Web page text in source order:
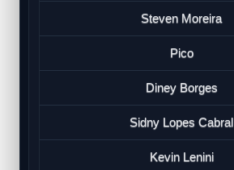
Steven Moreira
Pico
Diney Borges
Sidny Lopes Cabral
Kevin Lenini